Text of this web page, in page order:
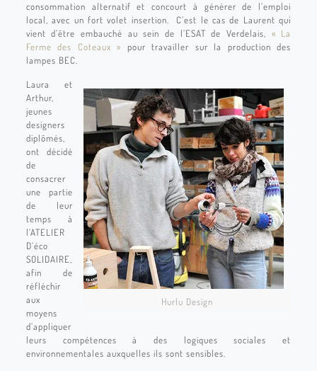
consommation alternatif et concourt à générer de l’emploi
local, avec un fort volet insertion. C’est le cas de Laurent qui
vient d’être embauché au sein de l’ESAT de Verdelais, « La
Ferme des Coteaux » pour travailler sur la production des
lampes BEC.
Hurlu Design
Laura et
Arthur,
jeunes
designers
diplômés,
ont décidé
de
consacrer
une partie
de leur
temps à
l’ATELIER
D’éco
SOLIDAIRE,
afin de
réfléchir
aux
moyens
d’appliquer
leurs compétences à des logiques sociales et
environnementales auxquelles ils sont sensibles.